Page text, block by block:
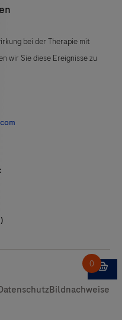
bei der Therapie mit
wir Sie diese Ereignisse zu
Bildnachweise